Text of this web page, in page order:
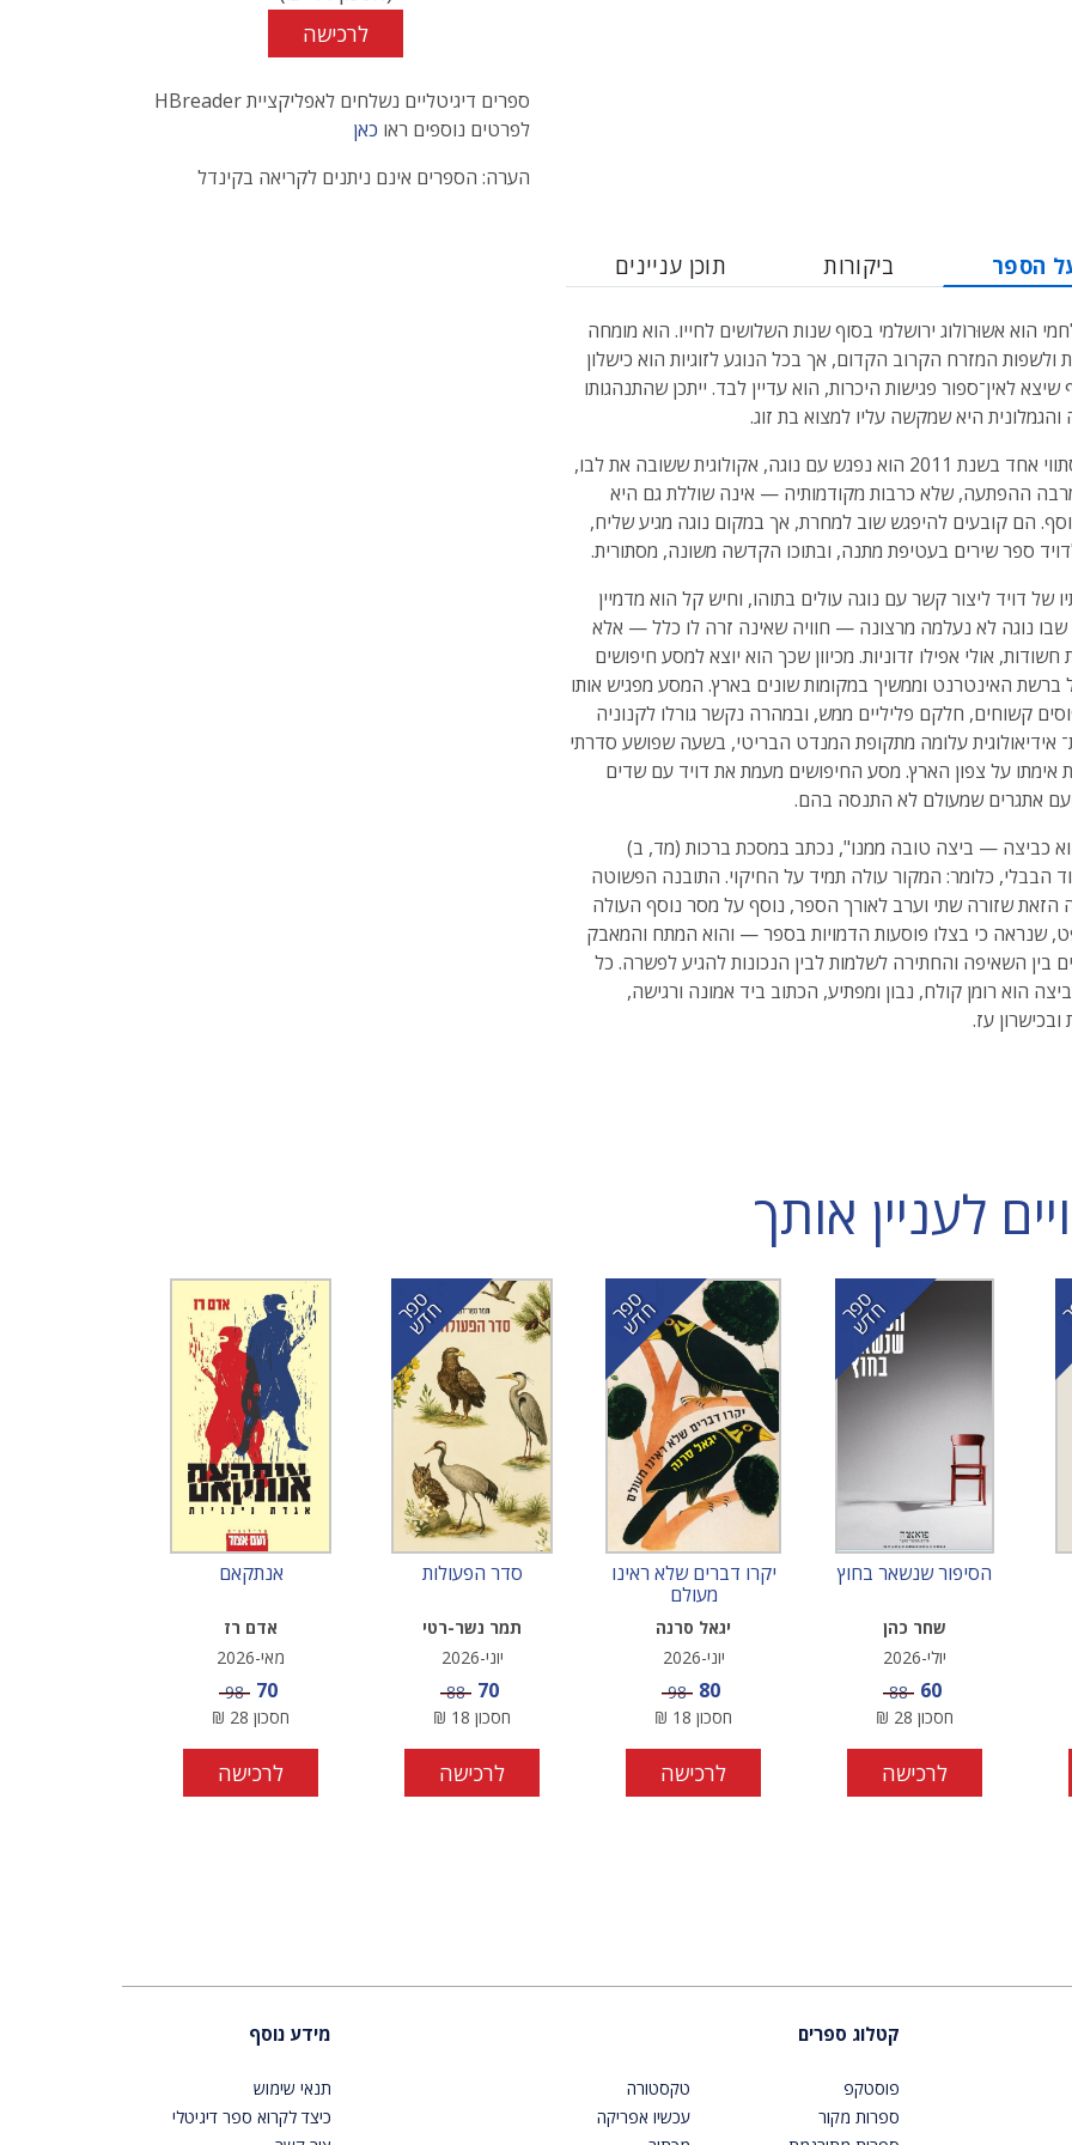
לרכישה
ספרים דיגיטליים נשלחים לאפליקציית HBreader
לפרטים נוספים ראו כאן
הערה: הספרים אינם ניתנים לקריאה בקינדל
הספר ביקורות תוכן עניינים
הוא אשוּרוֹלוג ירושלמי בסוף שנות השלושים לחייו. הוא מומחה
ולשפות המזרח הקרוב הקדום, אך בכל הנוגע לזוגיות הוא כישלון
שיצא לאין־ספור פגישות היכרות, הוא עדיין לבד. ייתכן שהתנהגותו
והגמלונית היא שמקשה עליו למצוא בת זוג.
בערב סתווי אחד בשנת 2011 הוא נפגש עם נוגה, אקולוגית ששובה את לבו,
ההפתעה, שלא כרבות מקודמותיה — אינה שוללת גם היא
הם קובעים להיפגש שוב למחרת, אך במקום נוגה מגיע שליח,
ספר שירים בעטיפת מתנה, ובתוכו הקדשה משונה, מסתורית.
של דויד ליצור קשר עם נוגה עולים בתוהו, וחיש קל הוא מדמיין
נוגה לא נעלמה מרצונה — חוויה שאינה זרה לו כלל — אלא
חשודות, אולי אפילו זדוניות. מכיוון שכך הוא יוצא למסע חיפושים
ברשת האינטרנט וממשיך במקומות שונים בארץ. המסע מפגיש אותו
קשוחים, חלקם פליליים ממש, ובמהרה נקשר גורלו לקנוניה
אידיאולוגית עלומה מתקופת המנדט הבריטי, בשעה שפושע סדרתי
אימתו על צפון הארץ. מסע החיפושים מעמת את דויד עם שדים
אתגרים שמעולם לא התנסה בהם.
כביצה — ביצה טובה ממנו", נכתב במסכת ברכות (מד, ב)
הבבלי, כלומר: המקור עולה תמיד על החיקוי. התובנה הפשוטה
הזאת שזורה שתי וערב לאורך הספר, נוסף על מסר נוסף העולה
שנראה כי בצלו פוסעות הדמויות בספר — והוא המתח והמאבק
בין השאיפה והחתירה לשלמות לבין הנכונות להגיע לפשרה. כל
הוא רומן קולח, נבון ומפתיע, הכתוב ביד אמונה ורגישה,
ובכישרון עז.
לעניין אותך
ס
פ
ר
ח
ד
ש
הסיפור שנשאר בחוץ
שחר כהן
יולי-2026
מחיר מבצע
60 מחיר
88
חסכון 28
₪
לרכישה
ס
פ
ר
ח
ד
ש
יקרו דברים שלא ראינו
מעולם
יגאל סרנה
יוני-2026
מחיר מבצע
80 מחיר
98
חסכון 18
₪
לרכישה
ס
פ
ר
ח
ד
ש
סדר הפעולות
תמר נשר-רטי
יוני-2026
מחיר מבצע
70 מחיר
88
חסכון 18
₪
לרכישה
אנתקאם
אדם רז
מאי-2026
מחיר מבצע
70 מחיר
98
חסכון 28
₪
לרכישה
קטלוג ספרים
פוסטקפ
ספרות מקור
טקסטורה
עכשיו אפריקה
מידע נוסף
תנאי שימוש
כיצד לקרוא ספר דיגיטלי